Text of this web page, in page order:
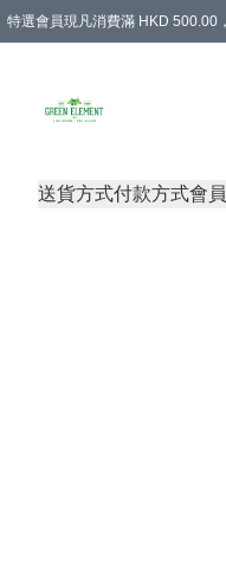
特選會員現凡消費滿 HKD 500.00
送貨方式付款方式會